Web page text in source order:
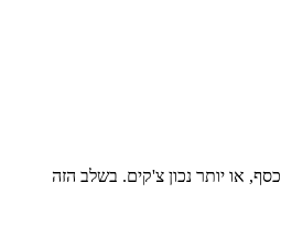
או יותר נכון צ'קים. בשלב הזה